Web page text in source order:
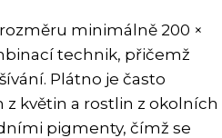
minimálně 200 ×
technik, přičemž
Plátno je často
květin a rostlin z okolních
pigmenty, čímž se